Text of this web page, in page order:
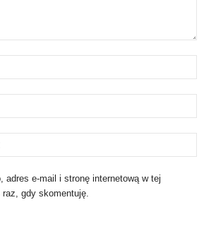
adres e-mail i stronę internetową w tej
gdy skomentuję.